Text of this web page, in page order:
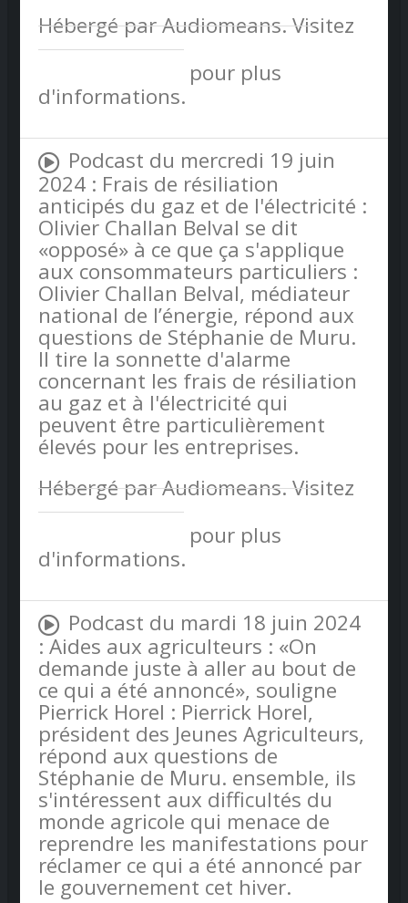
Hébergé par Audiomeans. Visitez
audiomeans.fr/politique-de-
pour plus
d'informations.
Podcast du mercredi 19 juin
2024 : Frais de résiliation
anticipés du gaz et de l'électricité :
Olivier Challan Belval se dit
«opposé» à ce que ça s'applique
aux consommateurs particuliers :
Olivier Challan Belval, médiateur
national de l’énergie, répond aux
questions de Stéphanie de Muru.
Il tire la sonnette d'alarme
concernant les frais de résiliation
au gaz et à l'électricité qui
peuvent être particulièrement
élevés pour les entreprises.
Hébergé par Audiomeans. Visitez
audiomeans.fr/politique-de-
pour plus
d'informations.
Podcast du mardi 18 juin 2024
: Aides aux agriculteurs : «On
demande juste à aller au bout de
ce qui a été annoncé», souligne
Pierrick Horel : Pierrick Horel,
président des Jeunes Agriculteurs,
répond aux questions de
Stéphanie de Muru. ensemble, ils
s'intéressent aux difficultés du
monde agricole qui menace de
reprendre les manifestations pour
réclamer ce qui a été annoncé par
le gouvernement cet hiver.